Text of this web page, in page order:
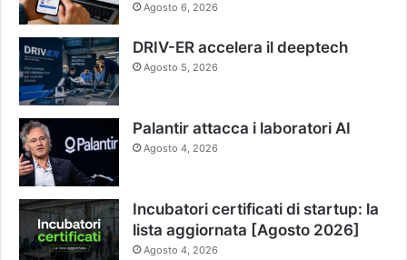
Agosto 6, 2026
DRIV-ER accelera il deeptech
Agosto 5, 2026
Palantir attacca i laboratori AI
Agosto 4, 2026
Incubatori certificati di startup: la
lista aggiornata [Agosto 2026]
Agosto 4, 2026